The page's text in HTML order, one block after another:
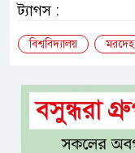
ট্যাগস :
বিশ্ববিদ্যালয় মরদেহ